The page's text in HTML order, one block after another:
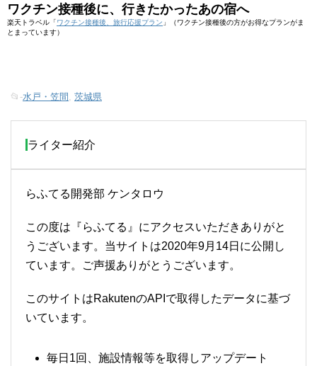
ワクチン接種後に、行きたかったあの宿へ
楽天トラベル「ワクチン接種後、旅行応援プラン 」（ワクチン接種後の方がお得なプランがま
とまっています）
📂-水戸・笠間 , 茨城県
ライター紹介
らふてる開発部 ケンタロウ
この度は『らふてる』にアクセスいただきありがと
うございます。当サイトは2020年9月14日に公開し
ています。ご声援ありがとうございます。
このサイトはRakutenのAPIで取得したデータに基づ
いています。
毎日1回、施設情報等を取得しアップデート